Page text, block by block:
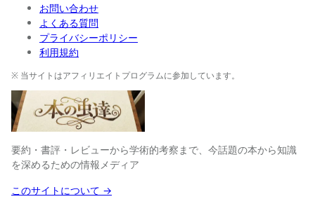
お問い合わせ
よくある質問
プライバシーポリシー
利用規約
※ 当サイトはアフィリエイトプログラムに参加しています。
要約・書評・レビューから学術的考察まで、今話題の本から知識
を深めるための情報メディア
このサイトについて →